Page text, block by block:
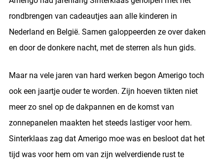
rondbrengen van cadeautjes aan alle kinderen in
Nederland en België. Samen galoppeerden ze over daken
en door de donkere nacht, met de sterren als hun gids.
Maar na vele jaren van hard werken begon Amerigo toch
ook een jaartje ouder te worden. Zijn hoeven tikten niet
meer zo snel op de dakpannen en de komst van
zonnepanelen maakten het steeds lastiger voor hem.
Sinterklaas zag dat Amerigo moe was en besloot dat het
tijd was voor hem om van zijn welverdiende rust te